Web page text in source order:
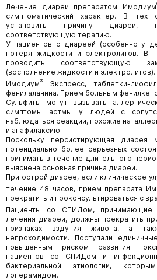
Лечение диареи препаратом Имодиум
симптоматический характер. В тех
установить причину диареи,
соответствующую терапию.
У пациентов с диареей (особенно у
потеря жидкости и электролитов. В
проводить соответствующую
(восполнение жидкости и электролитов).
Имодиум®
Экспресс, таблетки-
фенилаланина. Прием больным
Сульфиты могут вызывать
симптомы астмы у людей с
наблюдаться реакции, похожие на
и анафилаксию.
Поскольку персистирующая диарея
потенциально более серьезных
принимать в течение длительного
выяснена основная причина диареи.
При острой диарее, если клиническое
течение 48 часов, прием препарата
прекратить и проконсультироваться с
Пациенты со СПИДом, принимающие
лечения диареи, должны прекратить
признаках вздутия живота, а
непроходимости. Поступали
повышенным риском развития
пациентов со СПИДом и
бактериальной этиологии,
лоперамидом.